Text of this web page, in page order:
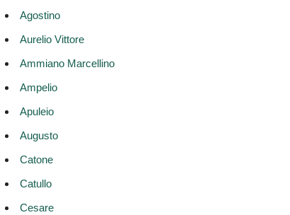
Agostino
Aurelio Vittore
Ammiano Marcellino
Ampelio
Apuleio
Augusto
Catone
Catullo
Cesare